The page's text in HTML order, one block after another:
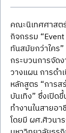
คณะนิเทศศาสต
กิจกรรม
ทันสมัยกว่าใคร
กระบวนการจัด
วางแผน การดำ
หลักสูตร “การส
บันเทิง” ซึ่งเปิด
ทำงานในสายอ
โดยมี ผศ.ศิวนา